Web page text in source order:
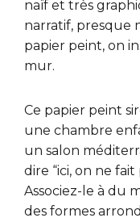
naïf et très
narratif, presque
papier peint, on
mur.
Ce papier peint
une chambre
un salon
dire “ici, on ne
Associez-le à du
des formes